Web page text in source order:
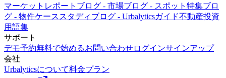
マーケットレポート ブログ - 市場ブログ - スポット特集ブロ
グ - 物件ケーススタディ ブログ - Urbalyticsガイド不動産投資
用語集
サポート
デモ予約無料で始めるお問い合わせログインサインアップ
会社
Urbalyticsについて料金プラン